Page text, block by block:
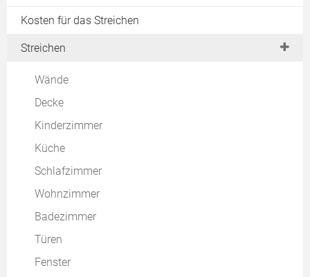
Graffitientfernung
Fassadensanierung
Fassadenreinigung
Raucherwohnung renovieren
Brandschutzanstrich
Wandfläche berechnen
Grundierung
Modernismus
Kosten für das Streichen
Streichen
Wände
Decke
Kinderzimmer
Küche
Schlafzimmer
Wohnzimmer
Badezimmer
Türen
Fenster